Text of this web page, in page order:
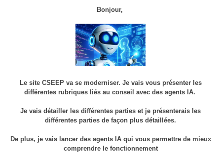
Bonjour,
Le site CSEEP va se moderniser. Je vais vous présenter les
différentes rubriques liés au conseil avec des agents IA.
Je vais détailler les différentes parties et je présenterais les
différentes parties de façon plus détaillées.
De plus, je vais lancer des agents IA qui vous permettre de mieux
comprendre le fonctionnement